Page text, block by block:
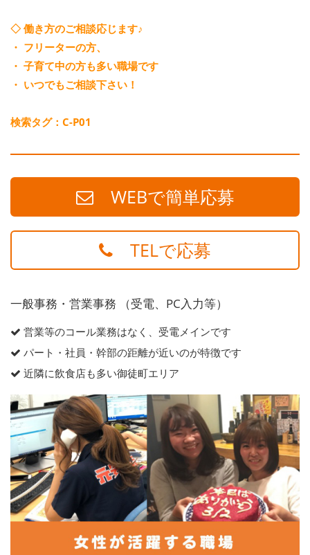
◇ 働き方のご相談応じます♪
・ フリーターの方、
・ 子育て中の方も多い職場です
・ いつでもご相談下さい！
検索タグ：C-P01
WEBで簡単応募
TELで応募
一般事務・営業事務 （受電、PC入力等）
営業等のコール業務はなく、受電メインです
パート・社員・幹部の距離が近いのが特徴です
近隣に飲食店も多い御徒町エリア